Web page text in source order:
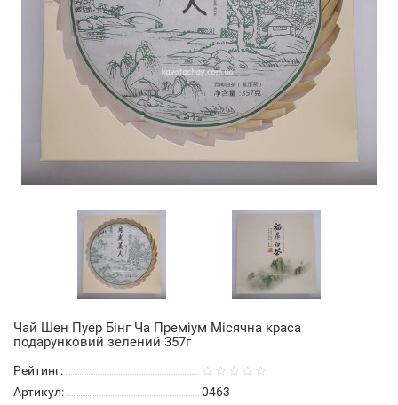
Чай Шен Пуер Бінг Ча Преміум Місячна краса
подарунковий зелений 357г
Рейтинг:
Артикул:
0463